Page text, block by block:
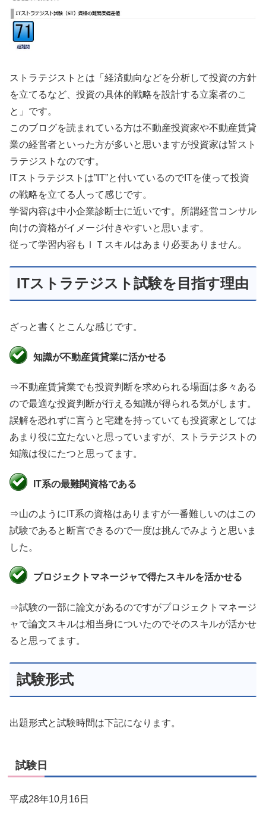
ストラテジストとは「経済動向などを分析して投資の方針
を立てるなど、投資の具体的戦略を設計する立案者のこ
と」です。
このブログを読まれている方は不動産投資家や不動産賃貸
業の経営者といった方が多いと思いますが投資家は皆スト
ラテジストなのです。
ITストラテジストは”IT”と付いているのでITを使って投資
の戦略を立てる人って感じです。
学習内容は中小企業診断士に近いです。所謂経営コンサル
向けの資格がイメージ付きやすいと思います。
従って学習内容もＩＴスキルはあまり必要ありません。
ITストラテジスト試験を目指す理由
ざっと書くとこんな感じです。
知識が不動産賃貸業に活かせる
⇒不動産賃貸業でも投資判断を求められる場面は多々ある
ので最適な投資判断が行える知識が得られる気がします。
誤解を恐れずに言うと宅建を持っていても投資家としては
あまり役に立たないと思っていますが、ストラテジストの
知識は役にたつと思ってます。
IT系の最難関資格である
⇒山のようにIT系の資格はありますが一番難しいのはこの
試験であると断言できるので一度は挑んでみようと思いま
した。
プロジェクトマネージャで得たスキルを活かせる
⇒試験の一部に論文があるのですがプロジェクトマネージ
ャで論文スキルは相当身についたのでそのスキルが活かせ
ると思ってます。
試験形式
出題形式と試験時間は下記になります。
試験日
平成28年10月16日